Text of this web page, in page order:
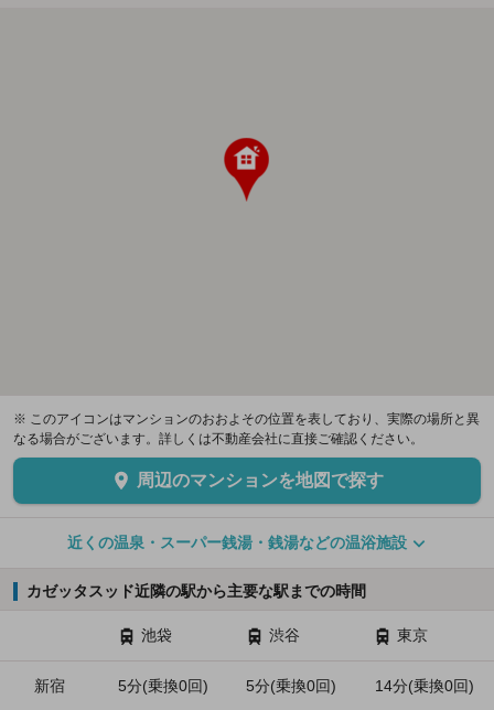
※ このアイコンはマンションのおおよその位置を表しており、実際の場所と異
なる場合がございます。詳しくは不動産会社に直接ご確認ください。
周辺のマンションを地図で探す
近くの温泉・スーパー銭湯・銭湯などの温浴施設
カゼッタスッド近隣の駅から主要な駅までの時間
池袋 渋谷 東京
新宿 5分(乗換0回) 5分(乗換0回) 14分(乗換0回)